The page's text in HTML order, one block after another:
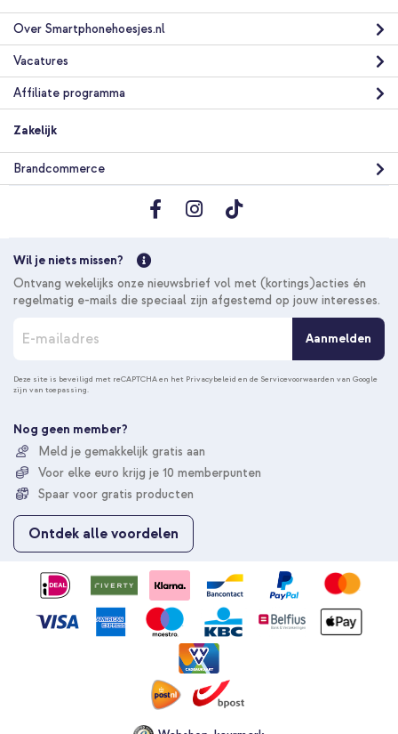
Over Smartphonehoesjes.nl
Vacatures
Affiliate programma
Zakelijk
Brandcommerce
Wil je niets missen?
Ontvang wekelijks onze nieuwsbrief vol met (kortings)acties én
regelmatig e-mails die speciaal zijn afgestemd op jouw interesses.
n
n
e
u
o
p
z
Aanmelden
Deze site is beveiligd met reCAPTCHA en het Privacybeleid en de Servicevoorwaarden van Google
zijn van toepassing.
Nog geen member?
Meld je gemakkelijk gratis aan
Voor elke euro krijg je 10 memberpunten
Spaar voor gratis producten
Ontdek alle voordelen